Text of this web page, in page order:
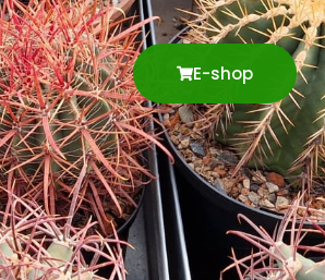
E-shop